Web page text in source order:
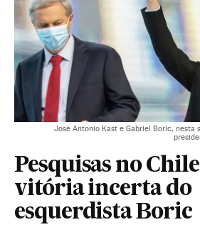
José Antonio Kast e Gabriel Boric, nesta
Pesquisas no
vitória incerta do
esquerdista Boric